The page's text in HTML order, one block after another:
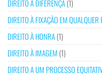
DIREITO À DIFERENÇA(1)
DIREITO À FIXAÇÃO EM
DIREITO À HONRA(1)
DIREITO À IMAGEM (1)
DIREITO A UM PROCESSO